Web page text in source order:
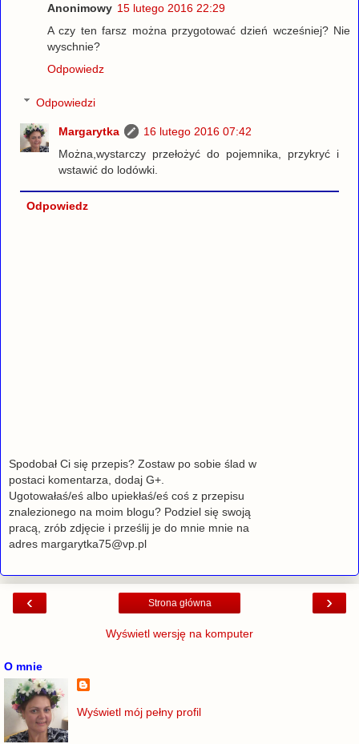
Anonimowy 15 lutego 2016 22:29
A czy ten farsz można przygotować dzień wcześniej? Nie
wyschnie?
Odpowiedz
Odpowiedzi
Margarytka
16 lutego 2016 07:42
Można,wystarczy przełożyć do pojemnika, przykryć i
wstawić do lodówki.
Odpowiedz
Spodobał Ci się przepis? Zostaw po sobie ślad w
postaci komentarza, dodaj G+.
Ugotowałaś/eś albo upiekłaś/eś coś z przepisu
znalezionego na moim blogu? Podziel się swoją
pracą, zrób zdjęcie i prześlij je do mnie mnie na
adres margarytka75@vp.pl
‹ ›
Strona główna
Wyświetl wersję na komputer
O mnie
Wyświetl mój pełny profil